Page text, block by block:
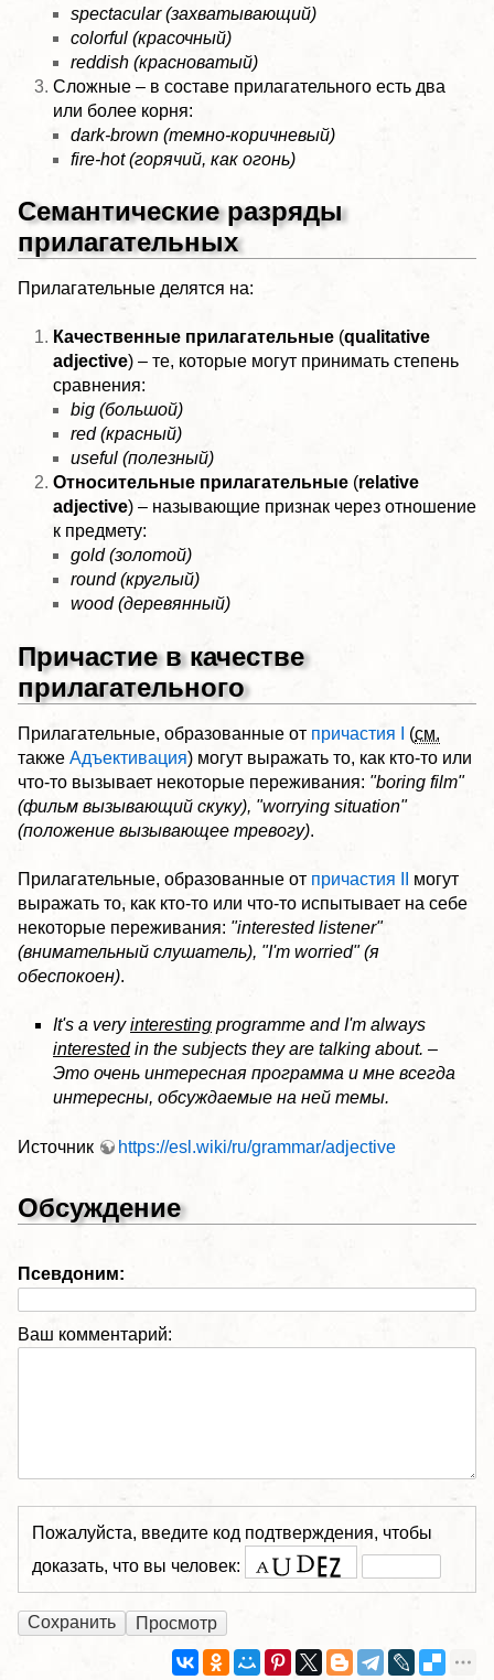
spectacular (захватывающий)
colorful (красочный)
reddish (красноватый)
Сложные – в составе прилагательного есть два
или более корня:
dark-brown (темно-коричневый)
fire-hot (горячий, как огонь)
Семантические разряды
прилагательных
Прилагательные делятся на:
Качественные прилагательные (qualitative
adjective) – те, которые могут принимать степень
сравнения:
big (большой)
red (красный)
useful (полезный)
Относительные прилагательные (relative
adjective) – называющие признак через отношение
к предмету:
gold (золотой)
round (круглый)
wood (деревянный)
Причастие в качестве
прилагательного
Прилагательные, образованные от причастия I (см.
также Адъективация) могут выражать то, как кто-то или
что-то вызывает некоторые переживания: "boring film"
(фильм вызывающий скуку), "worrying situation"
(положение вызывающее тревогу).
Прилагательные, образованные от причастия II
могут
выражать то, как кто-то или что-то испытывает на себе
некоторые переживания: "interested listener"
(внимательный слушатель), "I'm worried" (я
обеспокоен).
It's a veryinteresting programme and I'm always
interestedin the subjects they are talking about. –
Это очень интересная программа и мне всегда
интересны, обсуждаемые на ней темы.
Источник https://esl.wiki/ru/grammar/adjective
Обсуждение
Псевдоним:
Ваш комментарий:
Пожалуйста, введите код подтверждения, чтобы
доказать, что вы человек: